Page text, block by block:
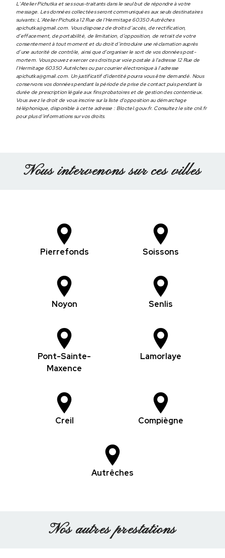
L'Atelier Pichutka et ses sous-traitants dans le seul but de répondre à votre
message. Les données collectées seront communiquées aux seuls destinataires
suivants: L'Atelier Pichutka 12 Rue de l'Hermitage 60350 Autrêches
apichutka@gmail.com. Vous disposez de droits d’accès, de rectification,
d’effacement, de portabilité, de limitation, d’opposition, de retrait de votre
consentement à tout moment et du droit d’introduire une réclamation auprès
d’une autorité de contrôle, ainsi que d’organiser le sort de vos données post-
mortem. Vous pouvez exercer ces droits par voie postale à l'adresse 12 Rue de
l'Hermitage 60350 Autrêches ou par courrier électronique à l'adresse
apichutka@gmail.com. Un justificatif d'identité pourra vous être demandé. Nous
conservons vos données pendant la période de prise de contact puis pendant la
durée de prescription légale aux fins probatoires et de gestion des contentieux.
Vous avez le droit de vous inscrire sur la liste d'opposition au démarchage
téléphonique, disponible à cette adresse : Bloctel.gouv.fr. Consultez le site cnil.fr
pour plus d’informations sur vos droits.
Nous intervenons sur ces villes
Pierrefonds Soissons
Noyon Senlis
Pont-Sainte-
Maxence
Lamorlaye
Creil Compiègne
Autrêches
Nos autres prestations